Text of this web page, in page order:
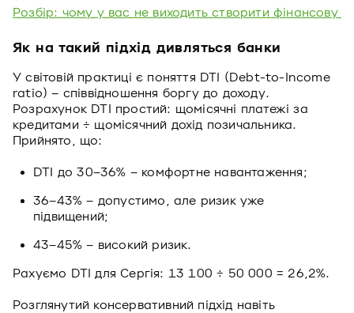
Розбір: чому у вас не виходить створити фінансову
Як на такий підхід дивляться банки
У світовій практиці є поняття DTI (Debt-to-Income
ratio) – співвідношення боргу до доходу.
Розрахунок DTI простий: щомісячні платежі за
кредитами ÷ щомісячний дохід позичальника.
Прийнято, що:
DTI до 30–36% – комфортне навантаження;
36–43% – допустимо, але ризик уже
підвищений;
43–45% – високий ризик.
Рахуємо DTI для Сергія: 13 100 ÷ 50 000 = 26,2%.
Розглянутий консервативний підхід навіть